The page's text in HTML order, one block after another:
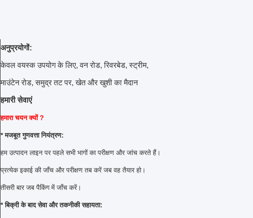
अनुप्रयोगों:
केवल वयस्क उपयोग के लिए, वन रोड, रिवरबेड, स्ट्रीम,
माउंटेन रोड, समुद्र तट पर, खेत और खुशी का मैदान
हमारी सेवाएं
हमारा चयन क्यों ?
* मजबूत गुणवत्ता नियंत्रण:
हम उत्पादन लाइन पर पहले सभी भागों का परीक्षण और जांच करते हैं।
प्रत्येक इकाई की जाँच और परीक्षण तब करें जब वह तैयार हो।
तीसरी बार जब पैकिंग में जाँच करें।
* बिक्री के बाद सेवा और तकनीकी सहायता: